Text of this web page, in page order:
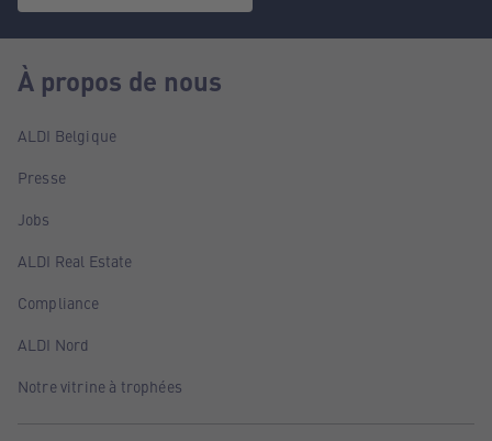
À propos de nous
ALDI Belgique
Presse
Jobs
ALDI Real Estate
Compliance
ALDI Nord
Notre vitrine à trophées